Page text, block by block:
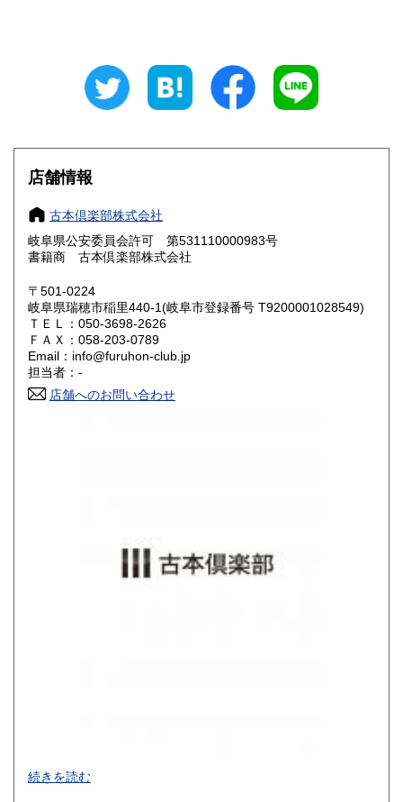
800円 三重県
大阪府
奈良県 800円
鳥取県 800円 島根県
岡山県
山口県 800円
香川県 800円
高知県 800円
1,200円
店舗情報
古本倶楽部株式会社
岐阜県公安委員会許可 第531110000983号
書籍商 古本倶楽部株式会社
〒501-0224
岐阜県瑞穂市稲里440-1(岐阜市登録番号 T9200001028549)
ＴＥＬ：050-3698-2626
ＦＡＸ：058-203-0789
Email：info@furuhon-club.jp
担当者：-
店舗へのお問い合わせ
買取品目一覧
続きを読む